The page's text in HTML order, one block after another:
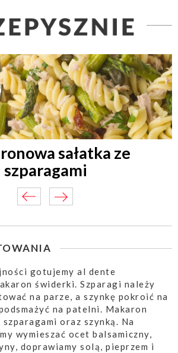
sałatka ze
szparagami
gotujemy al dente
świderki. Szparagi należy
na parze, a szynkę pokroić na
na patelni. Makaron
szparagami oraz szynką. Na
wymieszać ocet balsamiczny,
doprawiamy solą, pieprzem i